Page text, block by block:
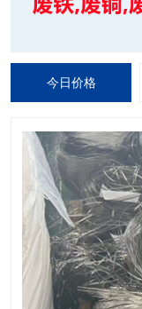
今日价格